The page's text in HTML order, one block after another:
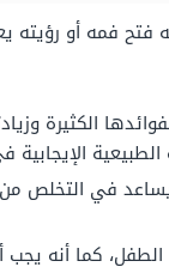
فتح فمه أو
الكثيرة
الإيجابية
في التخلص من
كما أنه يجب